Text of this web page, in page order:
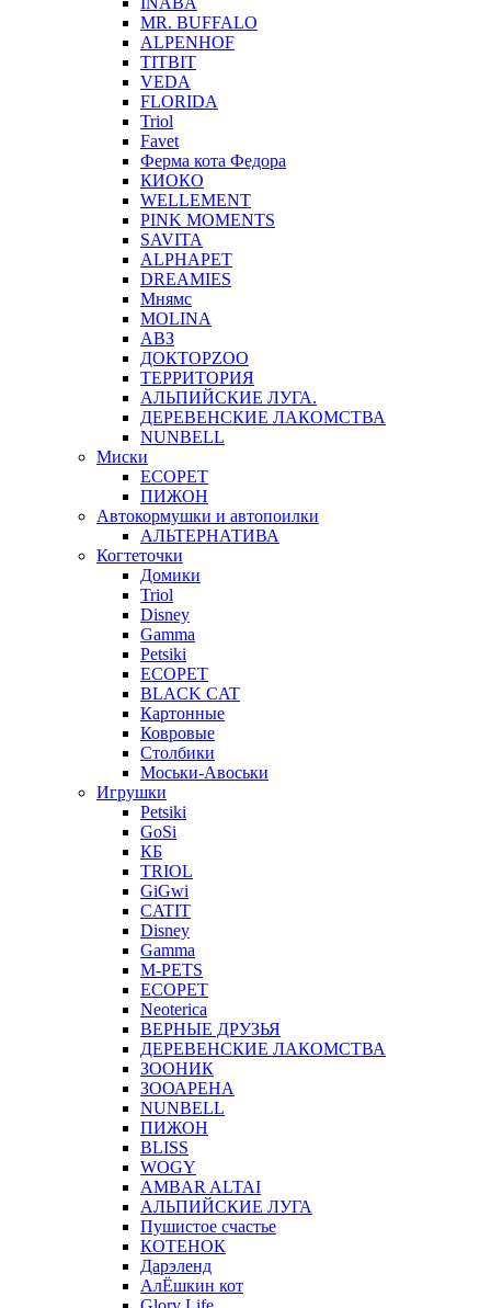
MR. BUFFALO
ALPENHOF
TITBIT
VEDA
FLORIDA
Triol
Favet
Ферма кота Федора
КИОКО
WELLEMENT
PINK MOMENTS
SAVITA
ALPHAPET
DREAMIES
Мнямс
MOLINA
АВЗ
ДОКТОРZOO
ТЕРРИТОРИЯ
АЛЬПИЙСКИЕ ЛУГА.
ДЕРЕВЕНСКИЕ ЛАКОМСТВА
NUNBELL
Миски
ECOPET
ПИЖОН
Автокормушки и автопоилки
АЛЬТЕРНАТИВА
Когтеточки
Домики
Triol
Disney
Gamma
Petsiki
ECOPET
BLACK CAT
Картонные
Ковровые
Столбики
Моськи-Авоськи
Игрушки
Petsiki
GoSi
КБ
TRIOL
GiGwi
CATIT
Disney
Gamma
M-PETS
ECOPET
Neoterica
ВЕРНЫЕ ДРУЗЬЯ
ДЕРЕВЕНСКИЕ ЛАКОМСТВА
ЗООНИК
ЗООАРЕНА
NUNBELL
ПИЖОН
BLISS
WOGY
AMBAR ALTAI
АЛЬПИЙСКИЕ ЛУГА
Пушистое счастье
КОТЕНОК
Дарэленд
АлЁшкин кот